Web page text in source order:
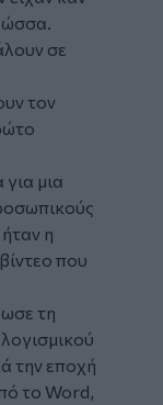
σε
τον
μια
η
που
τη
την εποχή
το Word,